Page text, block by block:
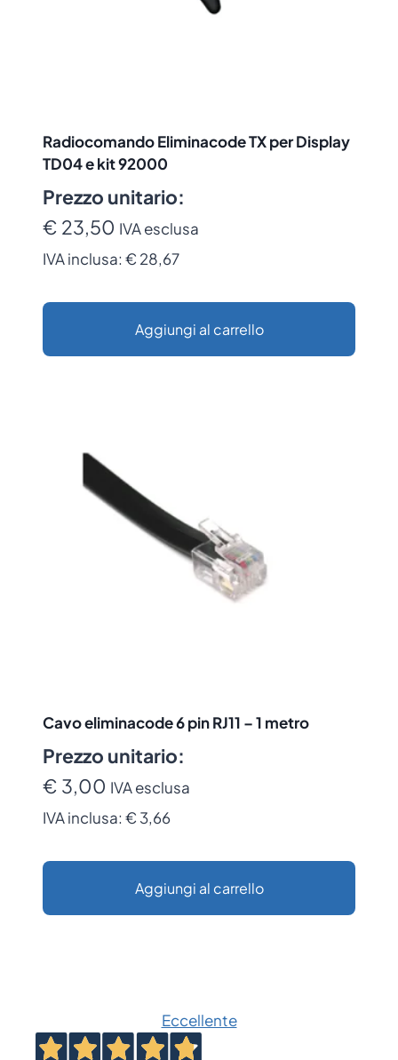
Radiocomando Eliminacode TX per Display
TD04 e kit 92000
Prezzo unitario:
€ 23,50 IVA esclusa
IVA inclusa: € 28,67
Aggiungi al carrello
Cavo eliminacode 6 pin RJ11 – 1 metro
Prezzo unitario:
€ 3,00 IVA esclusa
IVA inclusa: € 3,66
Aggiungi al carrello
Eccellente